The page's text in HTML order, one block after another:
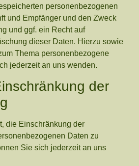
personenbezogenen
und Empfänger und den Zweck
und ggf. ein Recht auf
dieser Daten. Hierzu sowie
Thema personenbezogene
jederzeit an uns wenden.
der
die Einschränkung der
Daten zu
Sie sich jederzeit an uns